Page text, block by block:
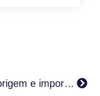
A origem e importância do Seguro D&O